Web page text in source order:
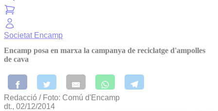
Societat Encamp
Encamp posa en marxa la campanya de reciclatge d'ampolles
de cava
Redacció / Foto: Comú d'Encamp
dt., 02/12/2014